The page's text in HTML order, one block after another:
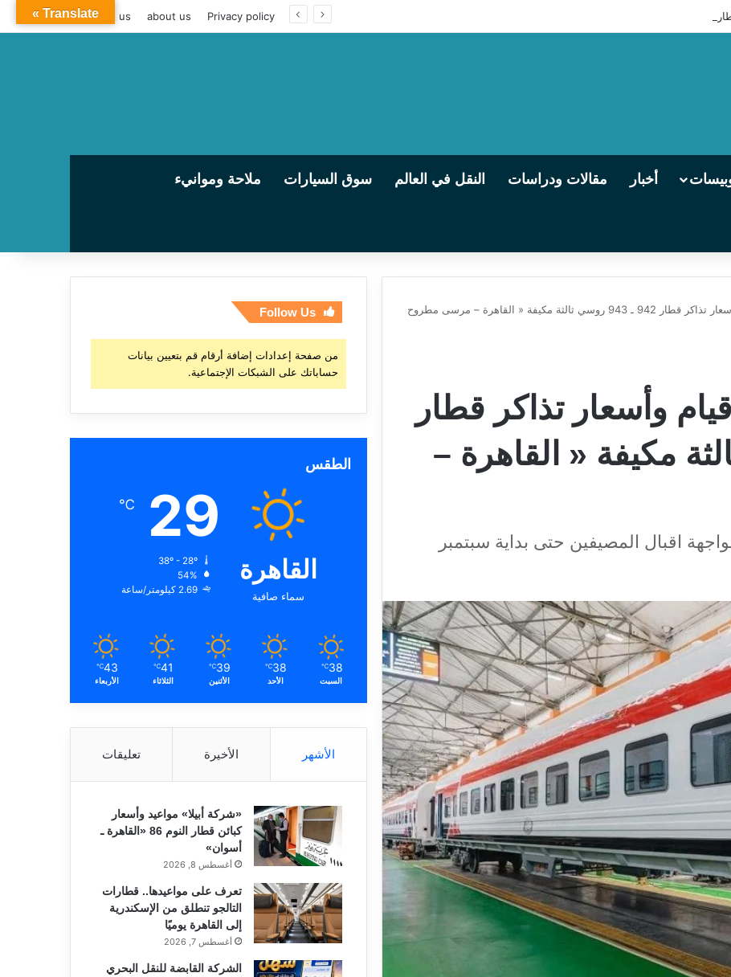
التالجو تنطلق من الإسكندرية إلى القاهرة يوميًا Privacy policy
about us
contact us
أخبار مقالات ودراسات النقل في العالم سوق السيارات ملاحة وموانيء
تعرف على مواعيد قيام وأسعار تذاكر قطار 942 ـ 943 روسي ثالثة مكيفة « القاهرة – مرسى مطروح
وأسعار تذاكر قطار
ثالثة مكيفة « القاهرة –
اقبال المصيفين حتى بداية سبتمبر
Follow Us
من صفحة إعدادات إضافة أرقام قم بتعيين بيانات
حساباتك على الشبكات الإجتماعية.
الطقس
القاهرة
سماء صافية
29
℃
54%
2.69 كيلومتر/ساعة
38
℃
السبت
38
℃
الأحد
39
℃
الأثنين
41
℃
الثلاثاء
43
℃
الأربعاء
الأشهر الأخيرة تعليقات
«شركة أبيلا» مواعيد وأسعار
كبائن قطار النوم 86 «القاهرة ـ
أسوان»
أغسطس 8, 2026
تعرف على مواعيدها.. قطارات
التالجو تنطلق من الإسكندرية
إلى القاهرة يوميًا
أغسطس 7, 2026
الشركة القابضة للنقل البحري
Translate »